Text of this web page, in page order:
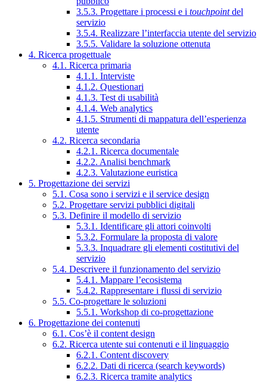
3.5.3. Progettare i processi e i touchpointdel
servizio
3.5.4. Realizzare l’interfaccia utente del servizio
3.5.5. Validare la soluzione ottenuta
4. Ricerca progettuale
4.1. Ricerca primaria
4.1.1. Interviste
4.1.2. Questionari
4.1.3. Test di usabilità
4.1.4. Web analytics
4.1.5. Strumenti di mappatura dell’esperienza
utente
4.2. Ricerca secondaria
4.2.1. Ricerca documentale
4.2.2. Analisi benchmark
4.2.3. Valutazione euristica
5. Progettazione dei servizi
5.1. Cosa sono i servizi e il service design
5.2. Progettare servizi pubblici digitali
5.3. Definire il modello di servizio
5.3.1. Identificare gli attori coinvolti
5.3.2. Formulare la proposta di valore
5.3.3. Inquadrare gli elementi costitutivi del
servizio
5.4. Descrivere il funzionamento del servizio
5.4.1. Mappare l’ecosistema
5.4.2. Rappresentare i flussi di servizio
5.5. Co-progettare le soluzioni
5.5.1. Workshop di co-progettazione
6. Progettazione dei contenuti
6.1. Cos’è il content design
6.2. Ricerca utente sui contenuti e il linguaggio
6.2.1. Content discovery
6.2.2. Dati di ricerca (search keywords)
6.2.3. Ricerca tramite analytics